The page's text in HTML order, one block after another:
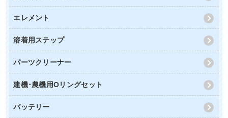
エレメント
溶着用ステップ
パーツクリーナー
建機･農機用Oリングセット
バッテリー